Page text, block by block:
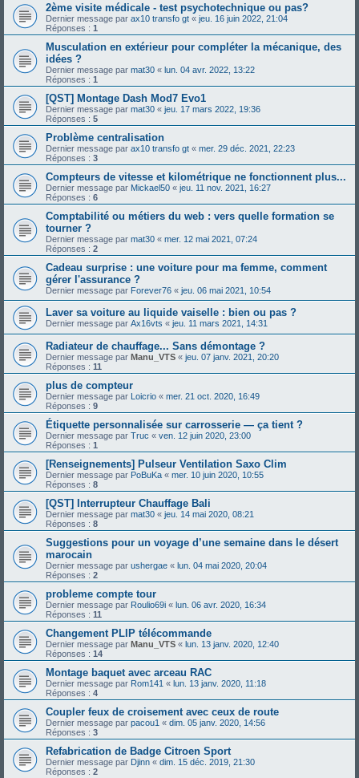
2ème visite médicale - test psychotechnique ou pas?
Dernier message par ax10 transfo gt « jeu. 16 juin 2022, 21:04
Réponses : 1
Musculation en extérieur pour compléter la mécanique, des
idées ?
Dernier message par mat30 « lun. 04 avr. 2022, 13:22
Réponses : 1
[QST] Montage Dash Mod7 Evo1
Dernier message par mat30 « jeu. 17 mars 2022, 19:36
Réponses : 5
Problème centralisation
Dernier message par ax10 transfo gt « mer. 29 déc. 2021, 22:23
Réponses : 3
Compteurs de vitesse et kilométrique ne fonctionnent plus...
Dernier message par Mickael50 « jeu. 11 nov. 2021, 16:27
Réponses : 6
Comptabilité ou métiers du web : vers quelle formation se
tourner ?
Dernier message par mat30 « mer. 12 mai 2021, 07:24
Réponses : 2
Cadeau surprise : une voiture pour ma femme, comment
gérer l'assurance ?
Dernier message par Forever76 « jeu. 06 mai 2021, 10:54
Laver sa voiture au liquide vaiselle : bien ou pas ?
Dernier message par Ax16vts « jeu. 11 mars 2021, 14:31
Radiateur de chauffage... Sans démontage ?
Dernier message par Manu_VTS « jeu. 07 janv. 2021, 20:20
Réponses : 11
plus de compteur
Dernier message par Loicrio « mer. 21 oct. 2020, 16:49
Réponses : 9
Étiquette personnalisée sur carrosserie — ça tient ?
Dernier message par Truc « ven. 12 juin 2020, 23:00
Réponses : 1
[Renseignements] Pulseur Ventilation Saxo Clim
Dernier message par PoBuKa « mer. 10 juin 2020, 10:55
Réponses : 8
[QST] Interrupteur Chauffage Bali
Dernier message par mat30 « jeu. 14 mai 2020, 08:21
Réponses : 8
Suggestions pour un voyage d’une semaine dans le désert
marocain
Dernier message par ushergae « lun. 04 mai 2020, 20:04
Réponses : 2
probleme compte tour
Dernier message par Roulio69i « lun. 06 avr. 2020, 16:34
Réponses : 11
Changement PLIP télécommande
Dernier message par Manu_VTS « lun. 13 janv. 2020, 12:40
Réponses : 14
Montage baquet avec arceau RAC
Dernier message par Rom141 « lun. 13 janv. 2020, 11:18
Réponses : 4
Coupler feux de croisement avec ceux de route
Dernier message par pacou1 « dim. 05 janv. 2020, 14:56
Réponses : 3
Refabrication de Badge Citroen Sport
Dernier message par Djinn « dim. 15 déc. 2019, 21:30
Réponses : 2